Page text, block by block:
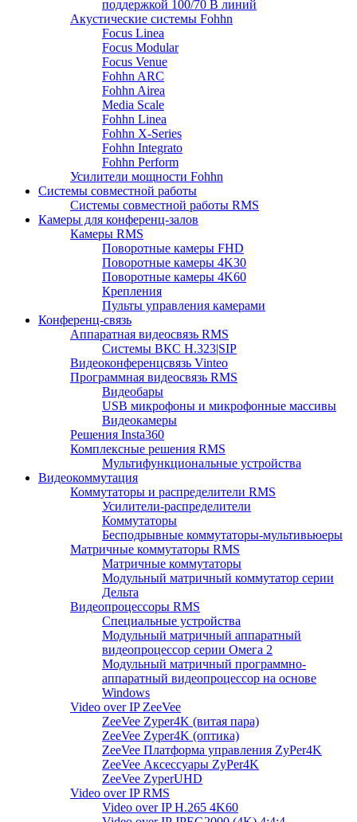
поддержкой 100/70 В линий
Акустические системы Fohhn
Focus Linea
Focus Modular
Focus Venue
Fohhn ARC
Fohhn Airea
Media Scale
Fohhn Linea
Fohhn X-Series
Fohhn Integrato
Fohhn Perform
Усилители мощности Fohhn
Системы совместной работы
Системы совместной работы RMS
Камеры для конференц-залов
Камеры RMS
Поворотные камеры FHD
Поворотные камеры 4K30
Поворотные камеры 4K60
Крепления
Пульты управления камерами
Конференц-связь
Аппаратная видеосвязь RMS
Системы ВКС H.323|SIP
Видеоконференцсвязь Vinteo
Программная видеосвязь RMS
Видеобары
USB микрофоны и микрофонные массивы
Видеокамеры
Решения Insta360
Комплексные решения RMS
Мультифункциональные устройства
Видеокоммутация
Коммутаторы и распределители RMS
Усилители-распределители
Коммутаторы
Бесподрывные коммутаторы-мультивьюеры
Матричные коммутаторы RMS
Матричные коммутаторы
Модульный матричный коммутатор серии
Дельта
Видеопроцессоры RMS
Специальные устройства
Модульный матричный аппаратный
видеопроцессор серии Омега 2
Модульный матричный программно-
аппаратный видеопроцессор на основе
Windows
Video over IP ZeeVee
ZeeVee Zyper4K (витая пара)
ZeeVee Zyper4K (оптика)
ZeeVee Платформа управления ZyPer4K
ZeeVee Аксессуары ZyPer4K
ZeeVee ZyperUHD
Video over IP RMS
Video over IP H.265 4K60